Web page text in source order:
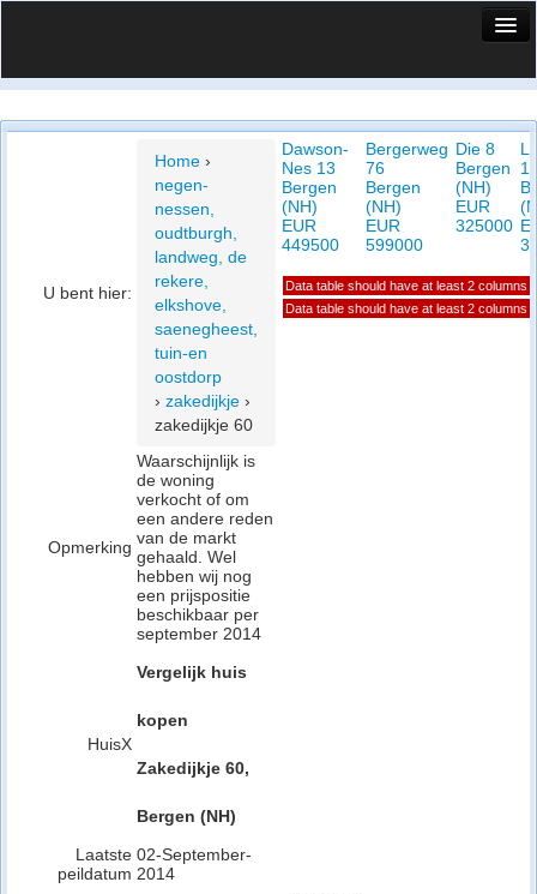
Vergelijk prijsposities - wijk
Privacy beleid
U bent hier:
Home ›
negen-
nessen,
oudtburgh,
landweg, de
rekere,
elkshove,
saenegheest,
tuin-en
oostdorp
› zakedijkje ›
zakedijkje 60
Opmerking
Waarschijnlijk is
de woning
verkocht of om
een andere reden
van de markt
gehaald. Wel
hebben wij nog
een prijspositie
beschikbaar per
september 2014
HuisX
Vergelijk huis
kopen
Zakedijkje 60,
Bergen (NH)
Laatste
peildatum
02-September-
2014
Dawson-
Nes 13
Bergen
(NH)
EUR
449500
Bergerweg
76
Bergen
(NH)
EUR
599000
Die 8
Bergen
(NH)
EUR
325000
Data table should have at least 2 columns
Data table should have at least 2 columns